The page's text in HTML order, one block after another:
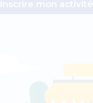
Inscrire mon activité